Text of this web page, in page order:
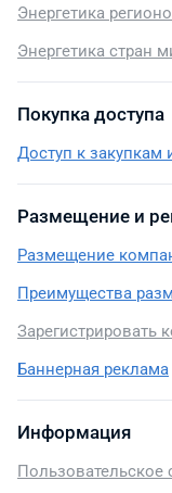
Энергетика
Энергетика стран
Покупка доступа
Доступ к закупкам
Размещение и
Размещение
Преимущества
Зарегистрировать
Баннерная реклама
Информация
Пользовательское